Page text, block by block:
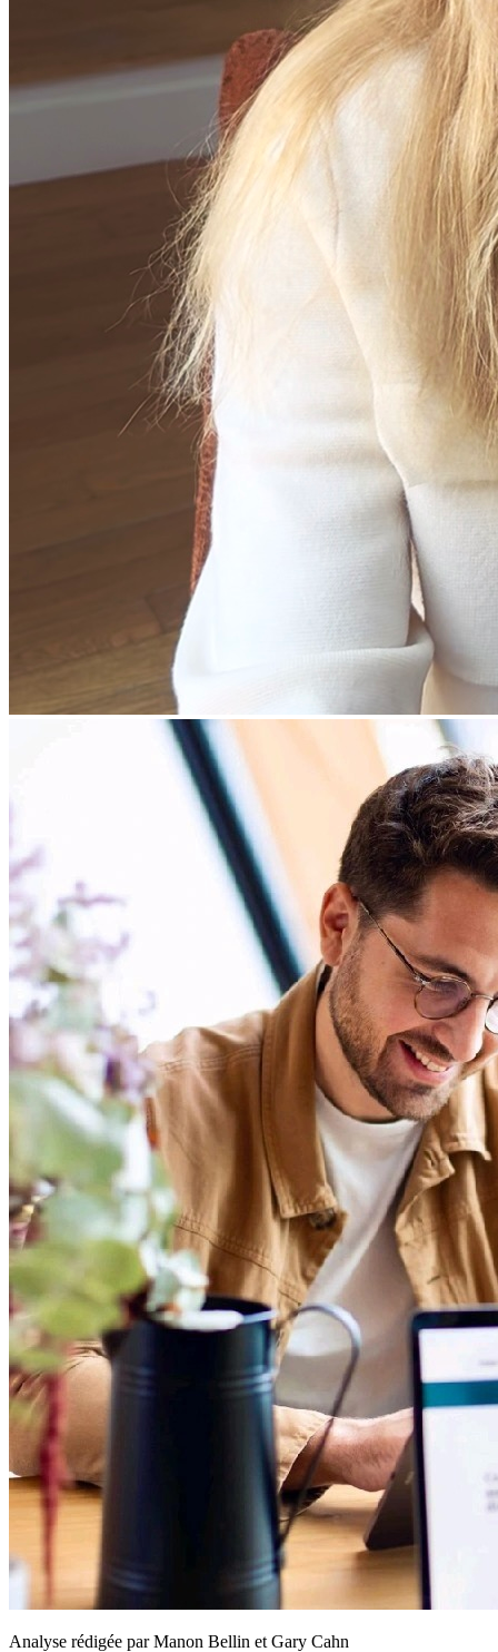
Analyse rédigée par Manon Bellin et Gary Cahn